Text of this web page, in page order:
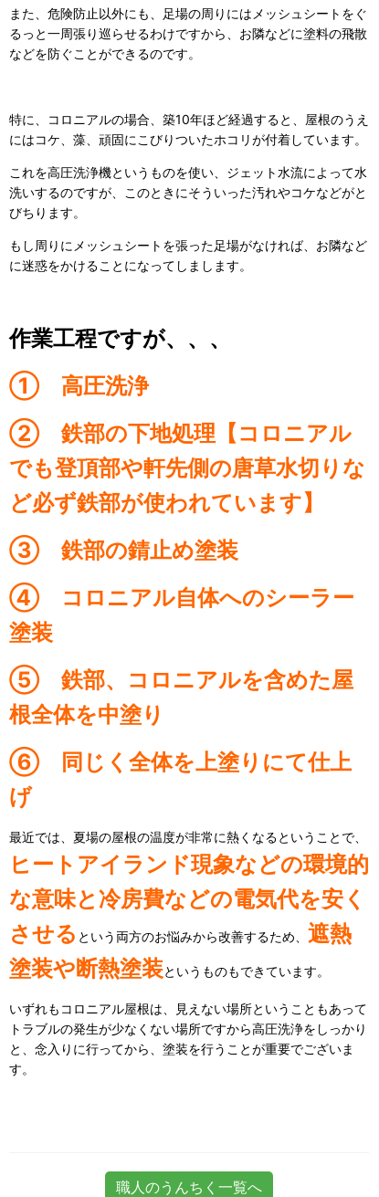
また、危険防止以外にも、足場の周りにはメッシュシートをぐ
るっと一周張り巡らせるわけですから、お隣などに塗料の飛散
などを防ぐことができるのです。
特に、コロニアルの場合、築10年ほど経過すると、屋根のうえ
にはコケ、藻、頑固にこびりついたホコリが付着しています。
これを高圧洗浄機というものを使い、ジェット水流によって水
洗いするのですが、このときにそういった汚れやコケなどがと
びちります。
もし周りにメッシュシートを張った足場がなければ、お隣など
に迷惑をかけることになってしまします。
作業工程ですが、、、
① 高圧洗浄
② 鉄部の下地処理【コロニアル
でも登頂部や軒先側の唐草水切りな
ど必ず鉄部が使われています】
③ 鉄部の錆止め塗装
④ コロニアル自体へのシーラー
塗装
⑤ 鉄部、コロニアルを含めた屋
根全体を中塗り
⑥ 同じく全体を上塗りにて仕上
げ
最近では、夏場の屋根の温度が非常に熱くなるということで、
ヒートアイランド現象などの環境的
な意味と冷房費などの電気代を安く
させる という両方のお悩みから改善するため、 遮熱
塗装や断熱塗装というものもできています。
いずれもコロニアル屋根は、見えない場所ということもあって
トラブルの発生が少なくない場所ですから高圧洗浄をしっかり
と、念入りに行ってから、塗装を行うことが重要でございま
す。
職人のうんちく一覧へ